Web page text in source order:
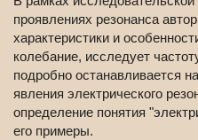
проявлениях резонанса
характеристики и
колебание, исследует
подробно останавливается
явления электрического
определение понятия
его примеры.